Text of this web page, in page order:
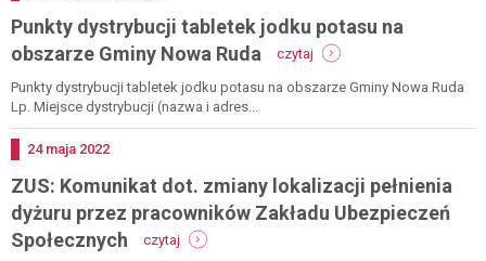
podłączenia
nieruchomości
Punkty dystrybucji tabletek jodku potasu na
obszarze Gminy Nowa Ruda
czytaj
punkty
dystrybucji
obszarze
gminy
nowa
Punkty dystrybucji tabletek jodku potasu na obszarze Gminy Nowa Ruda
Lp. Miejsce dystrybucji (nazwa i adres...
Dodano
24 maja 2022
ZUS: Komunikat dot. zmiany lokalizacji pełnienia
dyżuru przez pracowników Zakładu Ubezpieczeń
Społecznych
czytaj
zus: